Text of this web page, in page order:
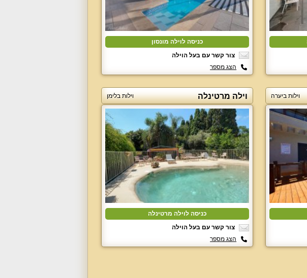
כניסה לוילה מונסון
צור קשר עם בעל הוילה
הצג מספר
וילות ביערה וילה מרטינלה וילות בלימן
כניסה לוילה מרטינלה
צור קשר עם בעל הוילה
הצג מספר